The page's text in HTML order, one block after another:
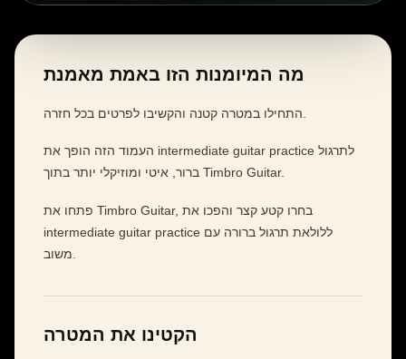
מה המיומנות הזו באמת מאמנת
העמוד הזה הופך את intermediate guitar practice לתרגול
ברור, איטי ומוזיקלי יותר בתוך Timbro Guitar.
פתחו את Timbro Guitar, בחרו קטע קצר והפכו את
intermediate guitar practice ללולאת תרגול ברורה עם
הקטינו את המטרה